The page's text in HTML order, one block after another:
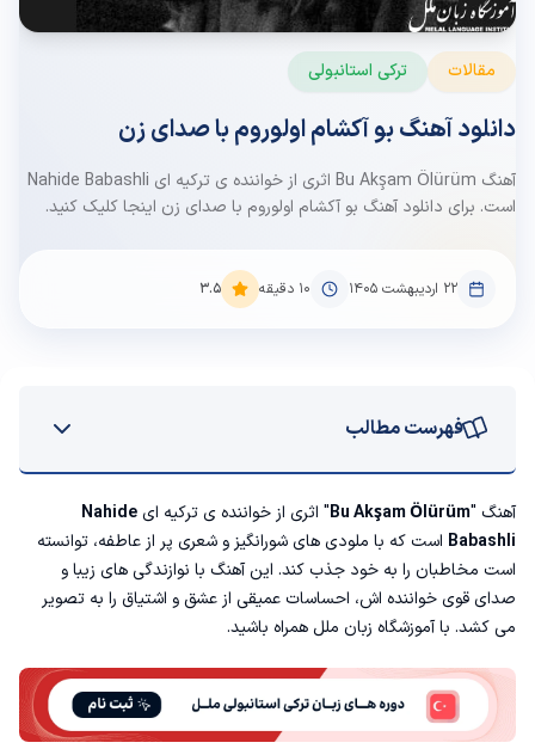
مقالات ترکی استانبولی
دانلود آهنگ بو آکشام اولوروم با صدای زن
آهنگ Bu Akşam Ölürüm اثری از خواننده ی ترکیه ای Nahide Babashli
است. برای دانلود آهنگ بو آکشام اولوروم با صدای زن اینجا کلیک کنید.
۲۲ اردیبهشت ۱۴۰۵ 10 دقیقه 3.5
فهرست مطالب
دانلود آهنگ Bu Akşam Ölürüm
متن آهنگ ترکی بو آکشام اولوروم با صدای زن
ترجمه آهنگ بو آکشام اولوروم
آهنگ "Bu Akşam Ölürüm" اثری از خواننده ی ترکیه ایNahide
Babashli است که با ملودی های شورانگیز و شعری پر از عاطفه، توانسته
است مخاطبان را به خود جذب کند. این آهنگ با نوازندگی های زیبا و
صدای قوی خواننده اش، احساسات عمیقی از عشق و اشتیاق را به تصویر
می کشد. باآموزشگاه زبان ملل همراه باشید.